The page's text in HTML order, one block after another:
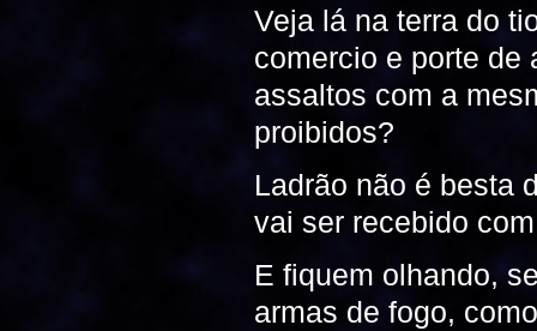
Veja lá na terra do
comercio e porte de
assaltos com a
proibidos?
Ladrão não é besta
vai ser recebido
E fiquem olhando,
armas de fogo,